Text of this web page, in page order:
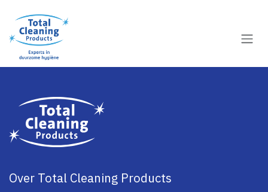
Over Total Cleaning Products